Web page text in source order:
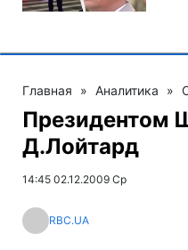
Главная » Аналитика »
Президентом
Д.Лойтард
14:45 02.12.2009 Ср
RBC.UA